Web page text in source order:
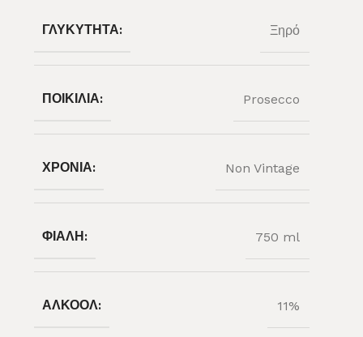
ΓΛΥΚΎΤΗΤΑ: Ξηρό
ΠΟΙΚΙΛΊΑ: Prosecco
ΧΡΟΝΙΆ: Non Vintage
ΦΙΆΛΗ: 750 ml
ΑΛΚΟΌΛ: 11%